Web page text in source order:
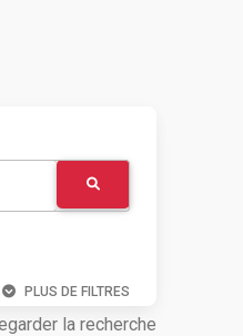
PLUS DE FILTRES
la recherche